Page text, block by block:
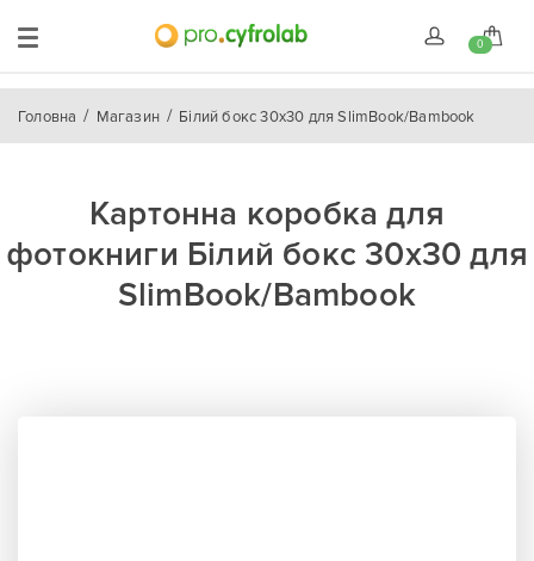
0
Головна Магазин Білий бокс 30x30 для SlimBook/Bambook
Картонна коробка для
фотокниги Білий бокс 30x30 для
SlimBook/Bambook